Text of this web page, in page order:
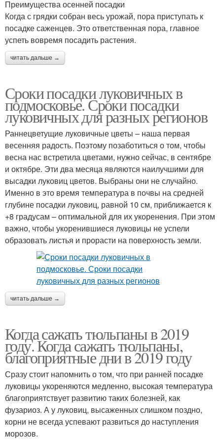
Преимущества осенней посадки
Когда с грядки собран весь урожай, пора приступать к
посадке саженцев. Это ответственная пора, главное
успеть вовремя посадить растения.
читать дальше →
Сроки посадки луковичных в
подмосковье. Сроки посадки
луковичных для разных регионов
Раннецветущие луковичные цветы – наша первая
весенняя радость. Поэтому позаботиться о том, чтобы
весна нас встретила цветами, нужно сейчас, в сентябре
и октябре. Эти два месяца являются наилучшими для
высадки луковиц цветов. Выбраны они не случайно.
Именно в это время температура в почвы на средней
глубине посадки луковиц, равной 10 см, приближается к
+8 градусам – оптимальной для их укоренения. При этом
важно, чтобы укоренившиеся луковицы не успели
образовать листья и прорасти на поверхность земли.
читать дальше →
Когда сажать тюльпаны в 2019
году. Когда сажать тюльпаны,
благоприятные дни в 2019 году
Сразу стоит напомнить о том, что при ранней посадке
луковицы укореняются медленно, высокая температура
благоприятствует развитию таких болезней, как
фузариоз. А у луковиц, высаженных слишком поздно,
корни не всегда успевают развиться до наступления
морозов.